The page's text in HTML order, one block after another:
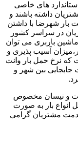
های خاصی
داشته باشند و
بار شهرضا با داشتن
در سراسر کشور
باربری می توان
آسیب پذیری و
که نرخ حمل بار وانت
بین شهر و
و نیسان مخصوص
بار به صورت
مشتریان گرامی